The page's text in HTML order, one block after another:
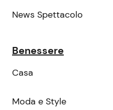
News Spettacolo
Benessere
Casa
Moda e Style